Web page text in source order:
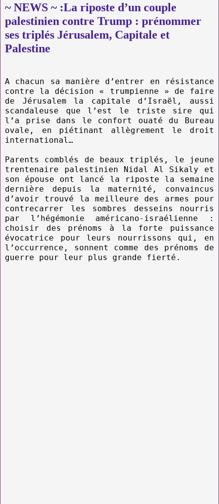
~ NEWS ~ :La riposte d’un couple
palestinien contre Trump : prénommer
ses triplés Jérusalem, Capitale et
Palestine
A chacun sa manière d’entrer en résistance
contre la décision « trumpienne » de faire
de Jérusalem la capitale d’Israël, aussi
scandaleuse que l’est le triste sire qui
l’a prise dans le confort ouaté du Bureau
ovale, en piétinant allègrement le droit
international…
Parents comblés de beaux triplés, le jeune
trentenaire palestinien Nidal Al Sikaly et
son épouse ont lancé la riposte la semaine
dernière depuis la maternité, convaincus
d’avoir trouvé la meilleure des armes pour
contrecarrer les sombres desseins nourris
par l’hégémonie américano-israélienne :
choisir des prénoms à la forte puissance
évocatrice pour leurs nourrissons qui, en
l’occurrence, sonnent comme des prénoms de
guerre pour leur plus grande fierté.